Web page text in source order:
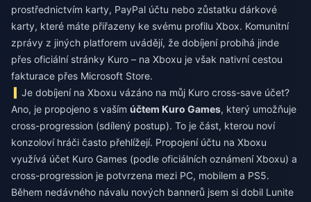
prostřednictvím karty, PayPal účtu nebo zůstatku dárkové
karty, které máte přiřazeny ke svému profilu Xbox. Komunitní
zprávy z jiných platforem uvádějí, že dobíjení probíhá jinde
přes oficiální stránky Kuro – na Xboxu je však nativní cestou
fakturace přes Microsoft Store.
Je dobíjení na Xboxu vázáno na můj Kuro cross-save účet?
Ano, je propojeno s vaším účtem Kuro Games, který umožňuje
cross-progression (sdílený postup). To je část, kterou noví
konzoloví hráči často přehlížejí. Propojení účtu na Xboxu
využívá účet Kuro Games (podle oficiálních oznámení Xboxu) a
cross-progression je potvrzena mezi PC, mobilem a PS5.
Během nedávného návalu nových bannerů jsem si dobil Lunite